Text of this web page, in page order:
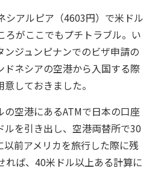
アルピア（4603円）で米ドル
ろがここでもプチトラブル。い
ジュンピナンでのビザ申請の
ネシアの空港から入国する際
しておきました。
空港にあるATMで日本の口座
ルを引き出し、空港両替所で30
前アメリカを旅行した際に残
れば、40米ドル以上ある計算に